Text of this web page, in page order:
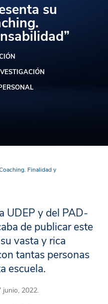
su
Finalidad y
UDEP y del PAD-
de publicar este
vasta y rica
tantas personas
escuela.
junio, 2022.